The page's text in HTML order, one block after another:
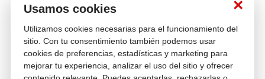
×
Usamos cookies
Utilizamos cookies necesarias para el funcionamiento del
sitio. Con tu consentimiento también podemos usar
cookies de preferencias, estadísticas y marketing para
mejorar tu experiencia, analizar el uso del sitio y ofrecer
Atención al cliente